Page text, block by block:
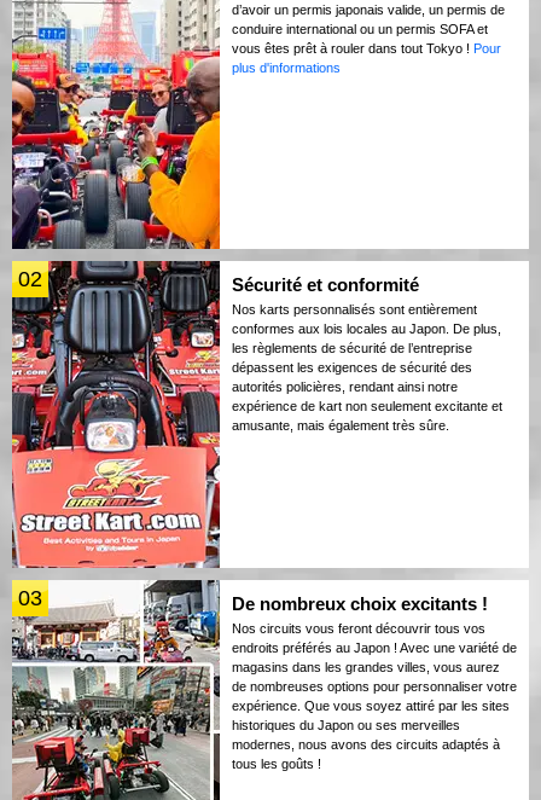
d’avoir un permis japonais valide, un permis de
conduire international ou un permis SOFA et
vous êtes prêt à rouler dans tout Tokyo ! Pour
plus d'informations
02 Sécurité et conformité
Nos karts personnalisés sont entièrement
conformes aux lois locales au Japon. De plus,
les règlements de sécurité de l’entreprise
dépassent les exigences de sécurité des
autorités policières, rendant ainsi notre
expérience de kart non seulement excitante et
amusante, mais également très sûre.
03 De nombreux choix excitants !
Nos circuits vous feront découvrir tous vos
endroits préférés au Japon ! Avec une variété de
magasins dans les grandes villes, vous aurez
de nombreuses options pour personnaliser votre
expérience. Que vous soyez attiré par les sites
historiques du Japon ou ses merveilles
modernes, nous avons des circuits adaptés à
tous les goûts !